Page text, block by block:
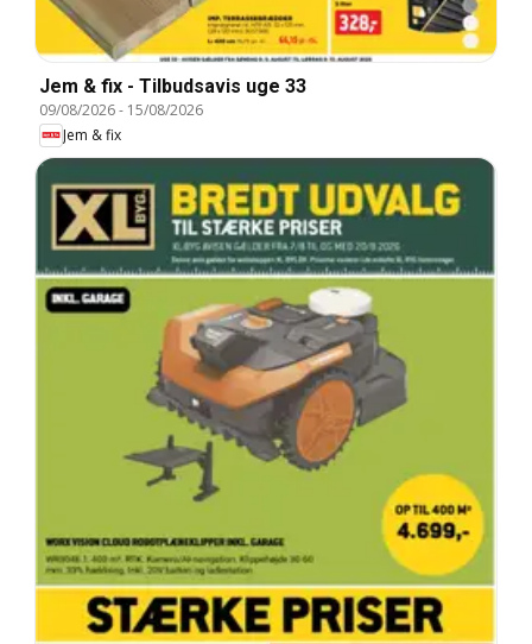
Jem & fix - Tilbudsavis uge 33
09/08/2026- 15/08/2026
Jem & fix